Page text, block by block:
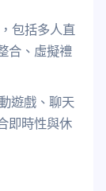
包括多人直
合、虛擬禮
遊戲、聊天
即時性與休